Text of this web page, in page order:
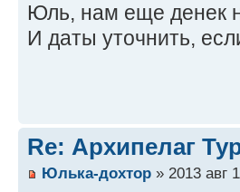
Юль, нам еще денек
И даты уточнить,
Re: Архипелаг
Юлька-дохтор » 2013 авг